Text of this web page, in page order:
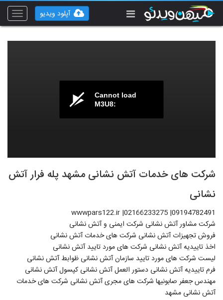
Toggle
آپلود ویدیو
Cannot load
M3U8:
شرکت های خدمات آتش نشانی مشهد پله فرار آتش
نشانی
wwwpars122.ir |02166233275 |09194782491
شرکت مشاور آتش نشانی شرکت ایمنی و آتش نشانی
فروش تجهیزات آتش نشانی شرکت های خدمات آتش نشانی
اخذ تاییدیه آتش نشانی شرکت های مورد تایید آتش نشانی
لیست شرکت های مورد تایید سازمان آتش نشانی ظوابط آتش نشانی
فرم تاییدیه آتش نشانی دستور العمل آتش نشانی کپسول آتش نشانی
مهندس جعفر صابونیها شرکت های مجری آتش نشانی شرکت های خدمات
آتش نشانی مشهد